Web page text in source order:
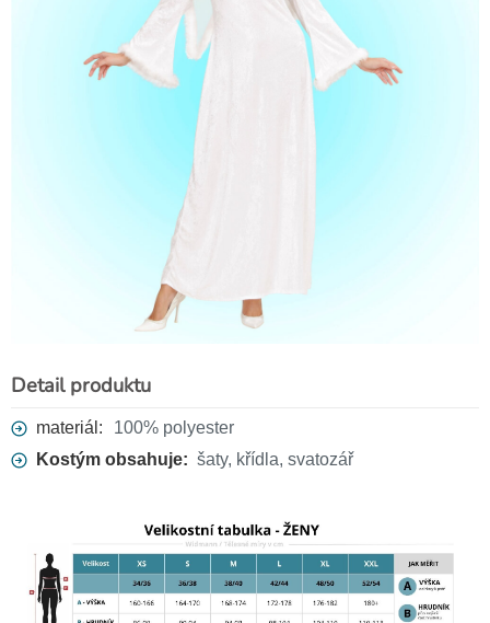
Látkové rukavice bílé 52 cm
Stříbrné (andělské)
punčocháče s glittry
139 Kč
Detail produktu
materiál:
100% polyester
Kostým obsahuje: šaty, křídla, svatozář